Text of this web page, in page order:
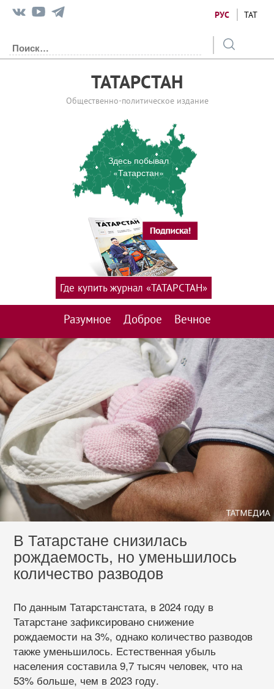
РУС ТАТ
ТАТАРСТАН
Общественно-политическое издание
Здесь побывал
«Татарстан»
Разумное Доброе Вечное
Где купить журнал «ТАТАРСТАН»
В Татарстане снизилась
рождаемость, но уменьшилось
количество разводов
По данным Татарстанстата, в 2024 году в
Татарстане зафиксировано снижение
рождаемости на 3%, однако количество разводов
также уменьшилось. Естественная убыль
населения составила 9,7 тысяч человек, что на
53% больше, чем в 2023 году.